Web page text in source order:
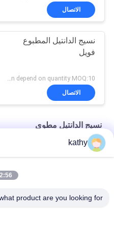
الاتصال
نسيج الدانتيل المطبوع
فويل
الاتصال
نسيج الدانتيل مطوي
سحاب شبكة معطف أسود بوليستر
kathy
2:56 AM
product are you looking for?